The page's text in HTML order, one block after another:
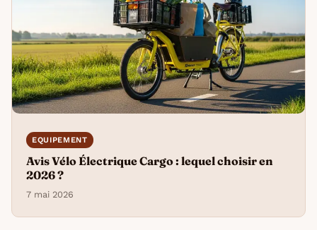
EQUIPEMENT
Avis Vélo Électrique Cargo : lequel choisir en
2026 ?
7 mai 2026